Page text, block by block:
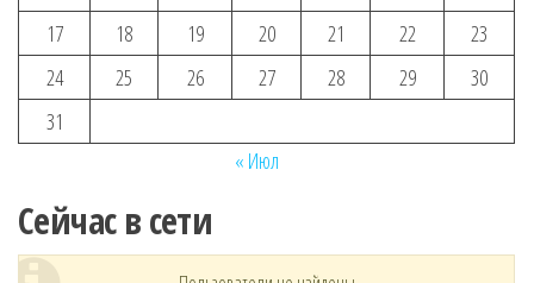
17
18 19 20 21 22
23
24
25 26 27 28 29
30
31
« Июл
Сейчас в сети